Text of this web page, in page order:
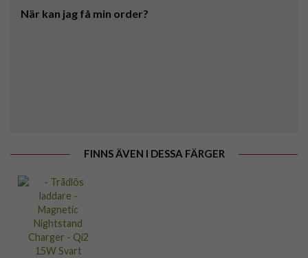
När kan jag få min order?
FINNS ÄVEN I DESSA FÄRGER